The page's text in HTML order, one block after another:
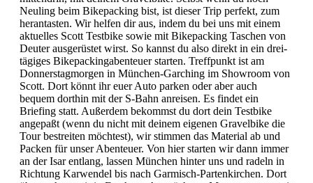
Neuling beim Bikepacking bist, ist dieser Trip perfekt, zum
herantasten. Wir helfen dir aus, indem du bei uns mit einem
aktuelles Scott Testbike sowie mit Bikepacking Taschen von
Deuter ausgerüstet wirst. So kannst du also direkt in ein drei-
tägiges Bikepackingabenteuer starten. Treffpunkt ist am
Donnerstagmorgen in München-Garching im Showroom von
Scott. Dort könnt ihr euer Auto parken oder aber auch
bequem dorthin mit der S-Bahn anreisen. Es findet ein
Briefing statt. Außerdem bekommst du dort dein Testbike
angepaßt (wenn du nicht mit deinem eigenen Gravelbike die
Tour bestreiten möchtest), wir stimmen das Material ab und
Packen für unser Abenteuer. Von hier starten wir dann immer
an der Isar entlang, lassen München hinter uns und radeln in
Richtung Karwendel bis nach Garmisch-Partenkirchen. Dort